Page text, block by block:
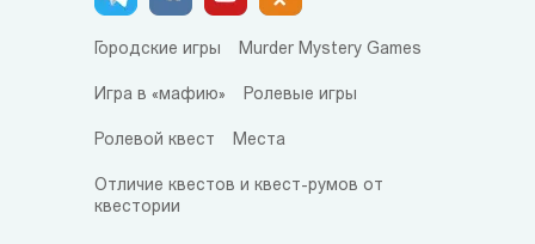
Городские игры Murder Mystery Games
Игра в «мафию» Ролевые игры
Ролевой квест Места
Отличие квестов и квест-румов от
квестории